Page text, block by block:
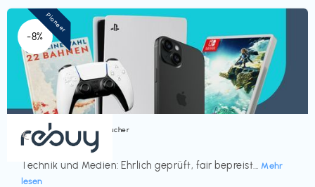
-8%
Bücher, Magazine & Hörbücher
rebuy
Technik und Medien: Ehrlich geprüft, fair bepreist... Mehr
lesen
€‎
Pioneer